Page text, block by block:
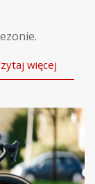
więcej